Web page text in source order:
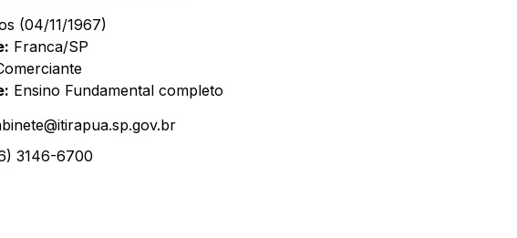
(04/11/1967)
Franca/SP
Ensino Fundamental completo
3146-6700